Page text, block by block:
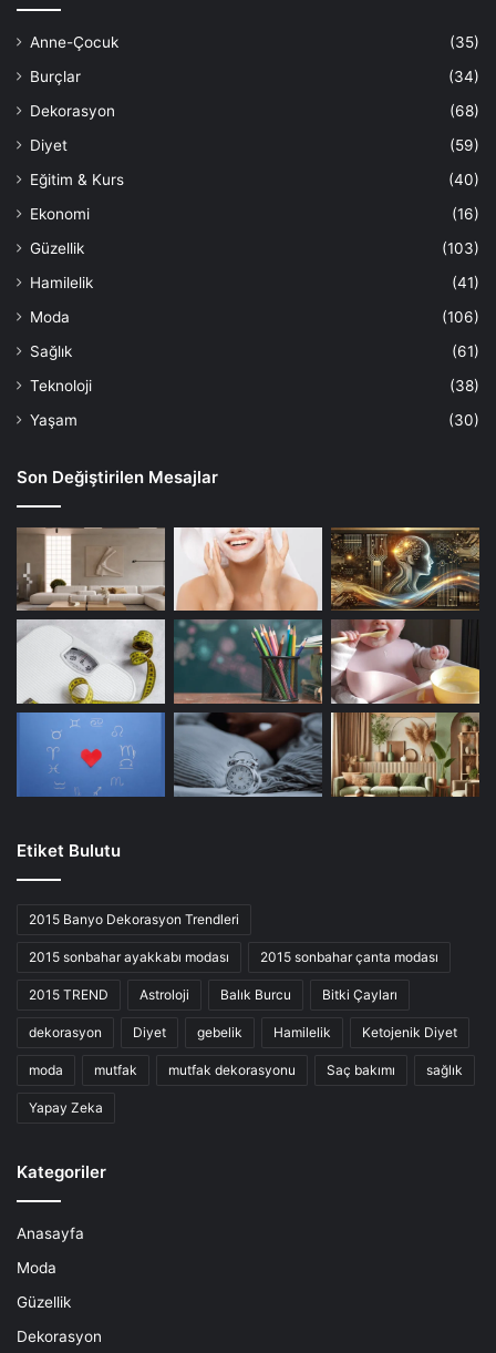
Anne-Çocuk
(35)
Burçlar
(34)
Dekorasyon
(68)
Diyet
(59)
Eğitim & Kurs
(40)
Ekonomi
(16)
Güzellik
(103)
Hamilelik
(41)
Moda
(106)
Sağlık
(61)
Teknoloji
(38)
Yaşam
(30)
Son Değiştirilen Mesajlar
Etiket Bulutu
2015 Banyo Dekorasyon Trendleri
2015 sonbahar ayakkabı modası 2015 sonbahar çanta modası
2015 TREND Astroloji Balık Burcu Bitki Çayları
dekorasyon Diyet gebelik Hamilelik Ketojenik Diyet
moda mutfak mutfak dekorasyonu Saç bakımı sağlık
Yapay Zeka
Kategoriler
Anasayfa
Moda
Güzellik
Dekorasyon